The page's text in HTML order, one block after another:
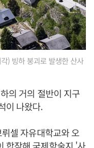
) 빙하 붕괴로 발생한 산사
의 거의 절반이 지구
이 나왔다.
셀 자유대학교와 오